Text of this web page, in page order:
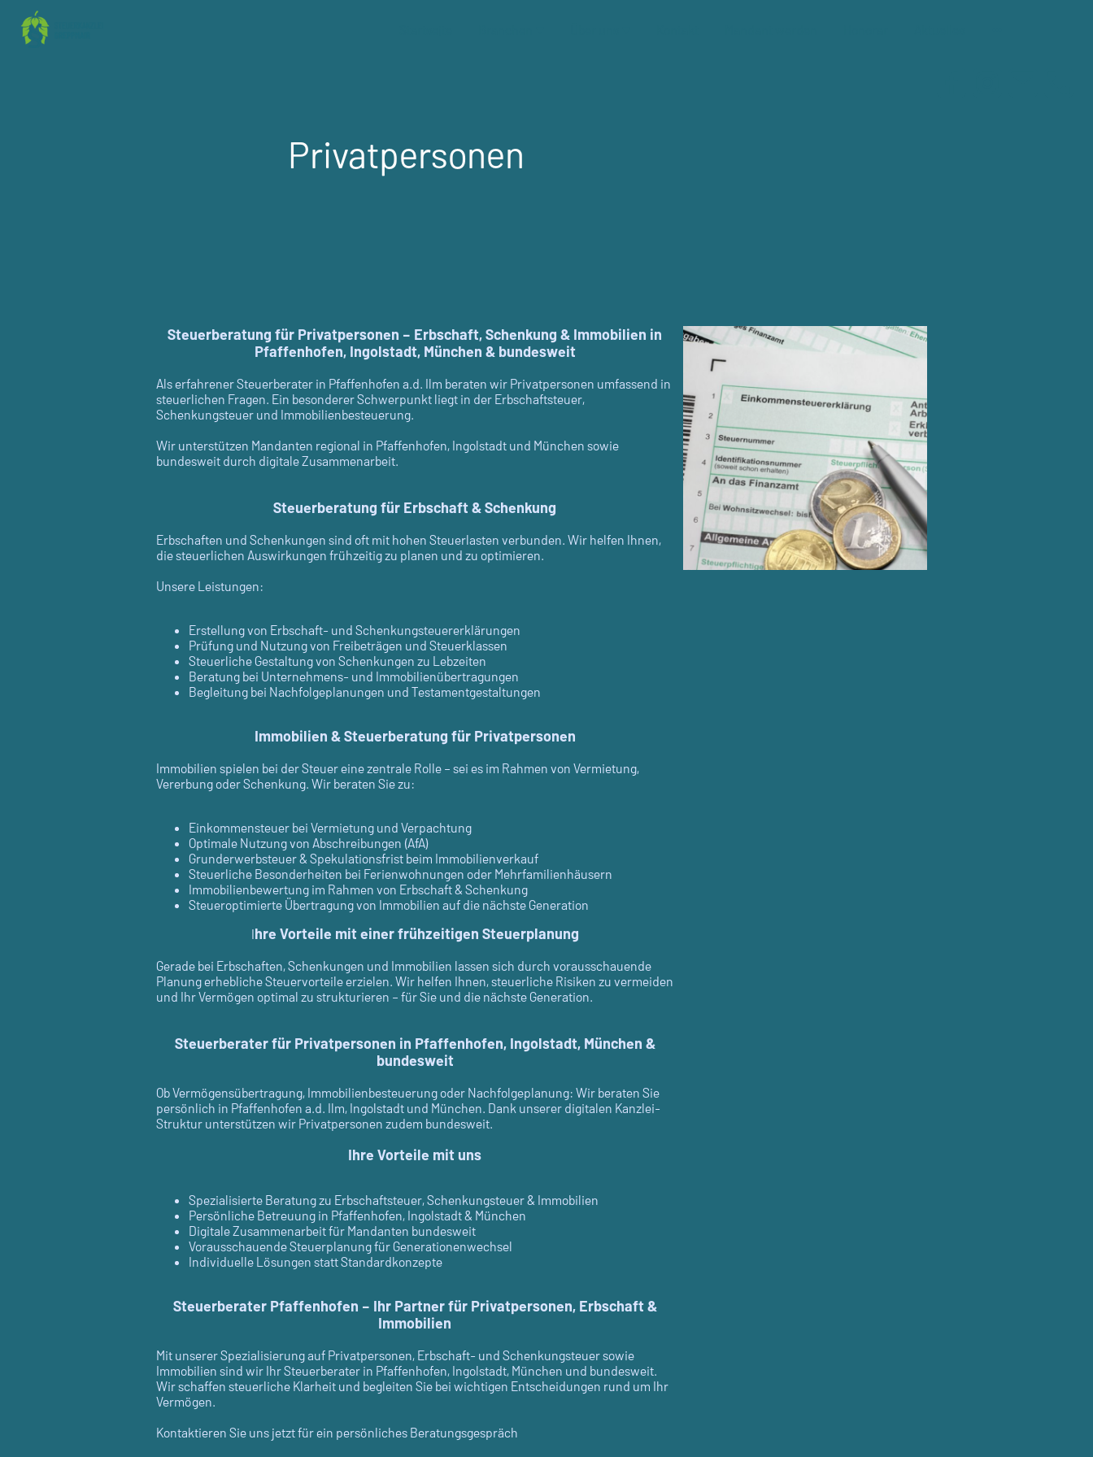
Privatpersonen
Steuerberatung für Privatpersonen – Erbschaft, Schenkung & Immobilien in
Pfaffenhofen, Ingolstadt, München & bundesweit
Als erfahrener Steuerberater in Pfaffenhofen a.d. Ilm beraten wir Privatpersonen umfassend in
steuerlichen Fragen. Ein besonderer Schwerpunkt liegt in der Erbschaftsteuer,
Schenkungsteuer und Immobilienbesteuerung.
Wir unterstützen Mandanten regional in Pfaffenhofen, Ingolstadt und München sowie
bundesweit durch digitale Zusammenarbeit.
Steuerberatung für Erbschaft & Schenkung
Erbschaften und Schenkungen sind oft mit hohen Steuerlasten verbunden. Wir helfen Ihnen,
die steuerlichen Auswirkungen frühzeitig zu planen und zu optimieren.
Unsere Leistungen:
Erstellung von Erbschaft- und Schenkungsteuererklärungen
Prüfung und Nutzung von Freibeträgen und Steuerklassen
Steuerliche Gestaltung von Schenkungen zu Lebzeiten
Beratung bei Unternehmens- und Immobilienübertragungen
Begleitung bei Nachfolgeplanungen und Testamentgestaltungen
Immobilien & Steuerberatung für Privatpersonen
Immobilien spielen bei der Steuer eine zentrale Rolle – sei es im Rahmen von Vermietung,
Vererbung oder Schenkung. Wir beraten Sie zu:
Einkommensteuer bei Vermietung und Verpachtung
Optimale Nutzung von Abschreibungen (AfA)
Grunderwerbsteuer & Spekulationsfrist beim Immobilienverkauf
Steuerliche Besonderheiten bei Ferienwohnungen oder Mehrfamilienhäusern
Immobilienbewertung im Rahmen von Erbschaft & Schenkung
Steueroptimierte Übertragung von Immobilien auf die nächste Generation
Ihre Vorteile mit einer frühzeitigen Steuerplanung
Gerade bei Erbschaften, Schenkungen und Immobilien lassen sich durch vorausschauende
Planung erhebliche Steuervorteile erzielen. Wir helfen Ihnen, steuerliche Risiken zu vermeiden
und Ihr Vermögen optimal zu strukturieren – für Sie und die nächste Generation.
Steuerberater für Privatpersonen in Pfaffenhofen, Ingolstadt, München &
bundesweit
Ob Vermögensübertragung, Immobilienbesteuerung oder Nachfolgeplanung: Wir beraten Sie
persönlich in Pfaffenhofen a.d. Ilm, Ingolstadt und München. Dank unserer digitalen Kanzlei-
Struktur unterstützen wir Privatpersonen zudem bundesweit.
Ihre Vorteile mit uns
Spezialisierte Beratung zu Erbschaftsteuer, Schenkungsteuer & Immobilien
Persönliche Betreuung in Pfaffenhofen, Ingolstadt & München
Digitale Zusammenarbeit für Mandanten bundesweit
Vorausschauende Steuerplanung für Generationenwechsel
Individuelle Lösungen statt Standardkonzepte
Steuerberater Pfaffenhofen – Ihr Partner für Privatpersonen, Erbschaft &
Immobilien
Mit unserer Spezialisierung auf Privatpersonen, Erbschaft- und Schenkungsteuer sowie
Immobilien sind wir Ihr Steuerberater in Pfaffenhofen, Ingolstadt, München und bundesweit.
Wir schaffen steuerliche Klarheit und begleiten Sie bei wichtigen Entscheidungen rund um Ihr
Vermögen.
Kontaktieren Sie uns jetzt für ein persönliches Beratungsgespräch